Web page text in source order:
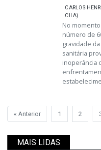
CARLOS
CHA)
No
número de
gravidade
sanitária
inoperância
« Anterior 1 2
MAIS LIDAS